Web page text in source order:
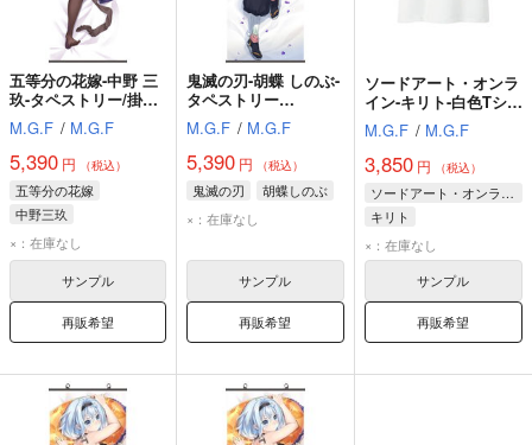
五等分の花嫁-中野 三
玖-タペストリー/掛け
軸 【19003A1】
M.G.F / M.G.F
5,390 円 （税込）
五等分の花嫁
中野三玖
×：在庫なし
サンプル
再販希望
鬼滅の刃-胡蝶 しのぶ-
タペストリー
【19066A1】
M.G.F / M.G.F
5,390 円 （税込）
鬼滅の刃
胡蝶しのぶ
×：在庫なし
サンプル
再販希望
ソードアート・オンラ
イン-キリト-白色Tシャ
ツ-Lサイズ【T20028B-
L】
M.G.F / M.G.F
3,850円 （税込）
ソードアート・オンライン
キリト
×：在庫なし
サンプル
再販希望